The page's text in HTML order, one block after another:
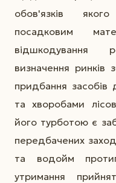
обов'язків
посадковим
відшкодування
визначення ринків
придбання засобів
та хворобами
його турботою є
передбачених
та водойм
утримання